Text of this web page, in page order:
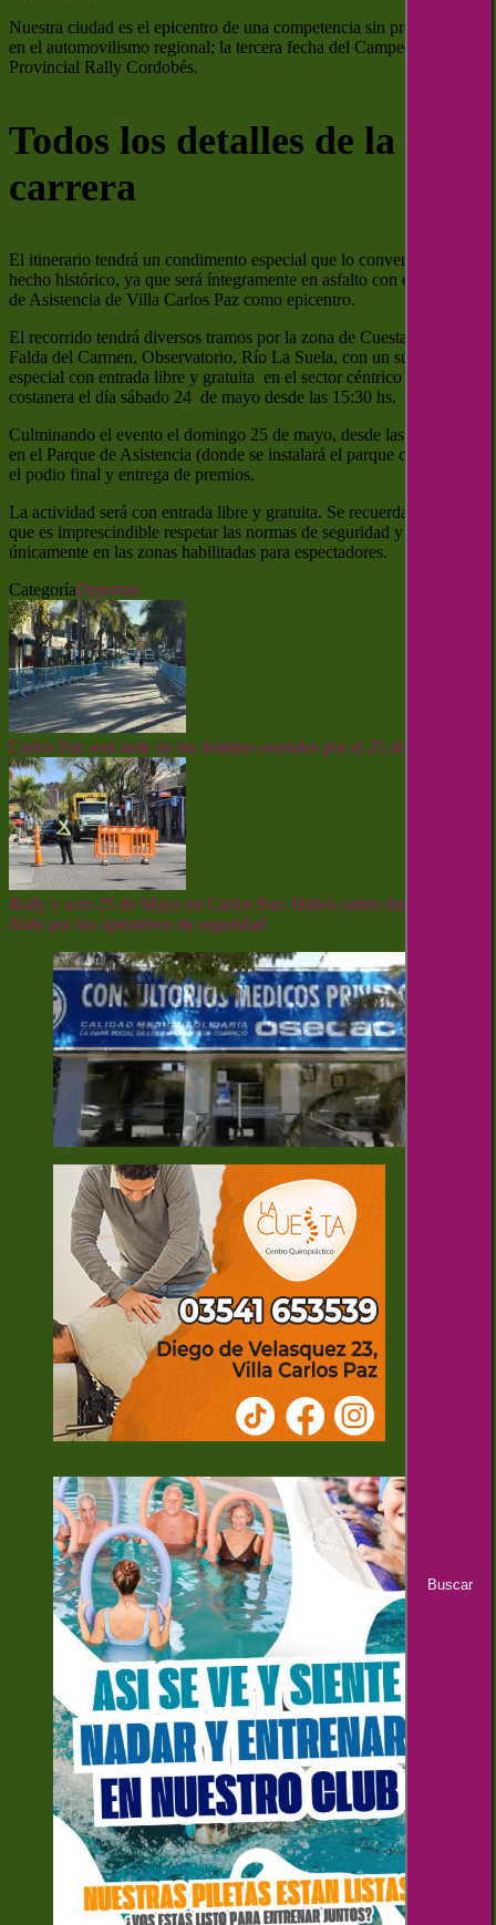
Nuestra ciudad es el epicentro de una competencia sin precedentes
en el automovilismo regional; la tercera fecha del Campeonato
Provincial Rally Cordobés.
Todos los detalles de la
carrera
El itinerario tendrá un condimento especial que lo convertirá en un
hecho histórico, ya que será íntegramente en asfalto con el Parque
de Asistencia de Villa Carlos Paz como epicentro.
El recorrido tendrá diversos tramos por la zona de Cuesta Blanca,
Falda del Carmen, Observatorio, Río La Suela, con un súper
especial con entrada libre y gratuita en el sector céntrico de la
costanera el día sábado 24 de mayo desde las 15:30 hs.
Culminando el evento el domingo 25 de mayo, desde las 15:30 hs.,
en el Parque de Asistencia (donde se instalará el parque cerrado) con
el podio final y entrega de premios.
La actividad será con entrada libre y gratuita. Se recuerda al público
que es imprescindible respetar las normas de seguridad y ubicarse
únicamente en las zonas habilitadas para espectadores.
CategoríaDeportes
Carlos Paz será sede de los festejos centrales por el 25 de Mayo
Rally y acto 25 de Mayo en Carlos Paz: Habrá cortes durante el
finde por los operativos de seguridad